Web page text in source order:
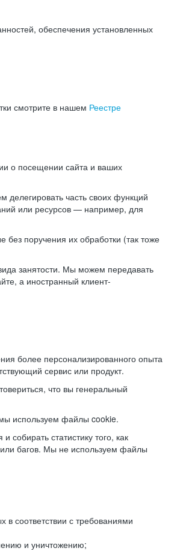
обеспечения установленных
смотрите в нашем Реестре
о посещении сайта и ваших
часть своих функций
или ресурсов — например, для
поручения их обработки (так тоже
занятости. Мы можем передавать
а иностранный клиент-
более персонализированного опыта
сервис или продукт.
что вы генеральный
используем файлы cookie.
статистику того, как
багов. Мы не используем файлы
соответствии с требованиями
и уничтожению;